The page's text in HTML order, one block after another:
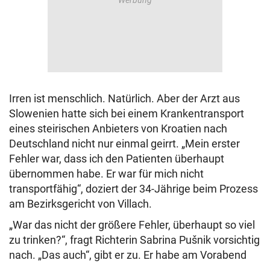
Irren ist menschlich. Natürlich. Aber der Arzt aus
Slowenien hatte sich bei einem Krankentransport
eines steirischen Anbieters von Kroatien nach
Deutschland nicht nur einmal geirrt. „Mein erster
Fehler war, dass ich den Patienten überhaupt
übernommen habe. Er war für mich nicht
transportfähig“, doziert der 34-Jährige beim Prozess
am Bezirksgericht von Villach.
„War das nicht der größere Fehler, überhaupt so viel
zu trinken?“, fragt Richterin Sabrina Pušnik vorsichtig
nach. „Das auch“, gibt er zu. Er habe am Vorabend